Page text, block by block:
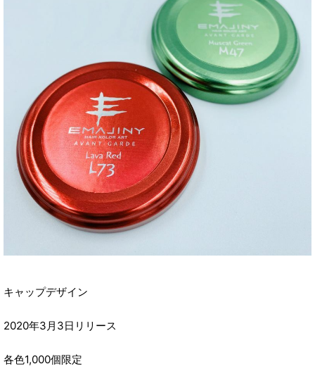
キャップデザイン
2020年3月3日リリース
各色1,000個限定